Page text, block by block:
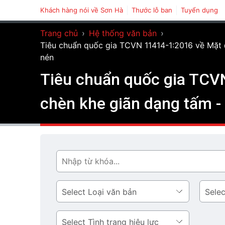
Khách hàng nói về Sơn Hà Thước lỗ ban Tuyển dụng
Trang chủ › Hệ thống văn bản ›
Tiêu chuẩn quốc gia TCVN 11414-1:2016 về
nén
Tiêu chuẩn quốc gia
chèn khe giãn dạng tấm
Tìm
Loại
văn
bản
Lĩnh
vực
Tình